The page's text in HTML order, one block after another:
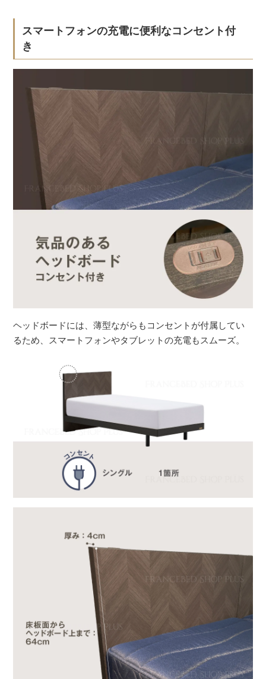
スマートフォンの充電に便利なコンセント付
き
ヘッドボードには、薄型ながらもコンセントが付属してい
るため、スマートフォンやタブレットの充電もスムーズ。